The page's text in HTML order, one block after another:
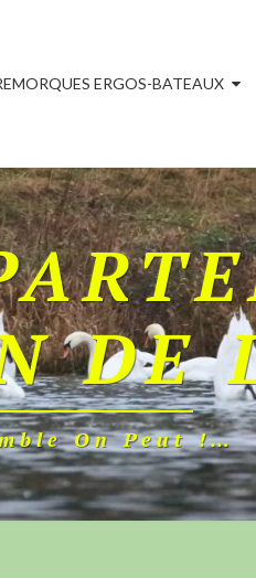
ERGOS-BATEAUX
DE
On Peut !…